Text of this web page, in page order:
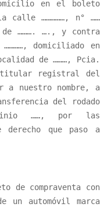
en el boleto
calle ……………, n° ……
………. …., y contra
domiciliado en
de ………, Pcia.
registral del
a nuestro nombre, a
del rodado
……, por las
derecho que paso a
de compraventa con
un automóvil marca